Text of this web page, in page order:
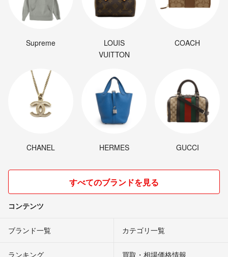
Supreme
LOUIS
VUITTON
COACH
CHANEL HERMES GUCCI
すべてのブランドを見る
コンテンツ
ブランド一覧 カテゴリ一覧
ランキング 買取・相場価格情報